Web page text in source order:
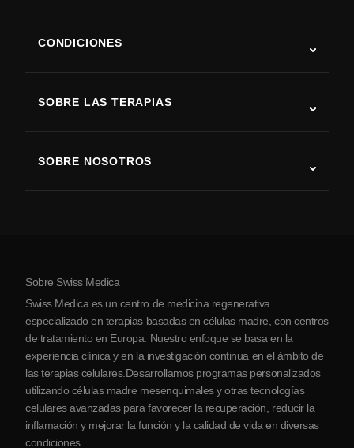
CONDICIONES
Enfermedad de Parkinson
Artritis
SOBRE LAS TERAPIAS
SOBRE NOSOTROS
Sobre Serbia
Colaboraciones
Sobre Swiss Medica
Swiss Medica es un centro de medicina regenerativa
especializado en terapias basadas en células madre, con centros
de tratamiento en Europa. Nuestro enfoque se basa en la
experiencia clínica y en la investigación continua en el ámbito de
las terapias celulares.Desarrollamos programas personalizados
utilizando células madre mesenquimales y otras tecnologías
celulares avanzadas para favorecer la recuperación, reducir la
inflamación y mejorar la función y la calidad de vida en diversas
condiciones.